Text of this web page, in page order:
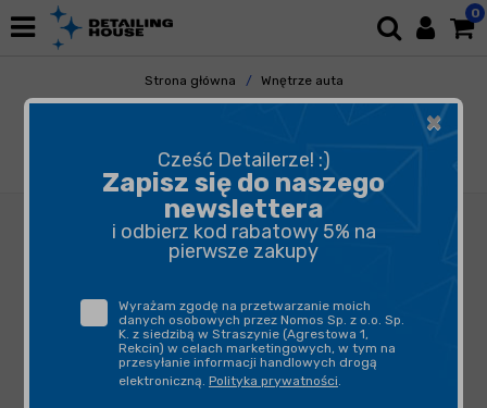
0
Strona główna
Wnętrze auta
Plastiki Wewnętrzne
ADBL Interior Wow 1L - dressing do tworzyw
sztucznych
×
Cześć Detailerze! :)
Zapisz się do naszego
newslettera
i odbierz kod rabatowy 5% na
pierwsze zakupy
Wyrażam zgodę na przetwarzanie moich
danych osobowych przez Nomos Sp. z o.o. Sp.
K. z siedzibą w Straszynie (Agrestowa 1,
Rekcin) w celach marketingowych, w tym na
przesyłanie informacji handlowych drogą
elektroniczną. Polityka prywatności.